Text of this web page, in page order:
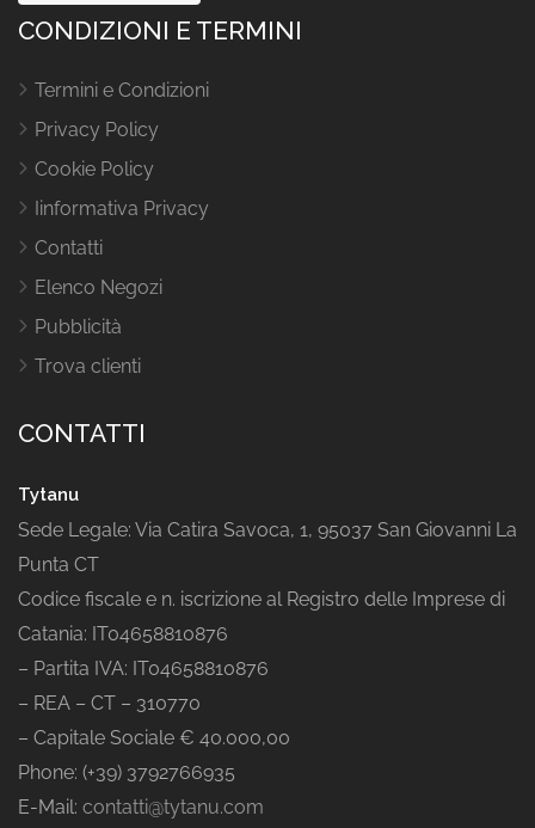
CONDIZIONI E TERMINI
Termini e Condizioni
Privacy Policy
Cookie Policy
Iinformativa Privacy
Contatti
Elenco Negozi
Pubblicità
Trova clienti
CONTATTI
Tytanu
Sede Legale: Via Catira Savoca, 1, 95037 San Giovanni La
Punta CT
Codice fiscale e n. iscrizione al Registro delle Imprese di
Catania: IT04658810876
– Partita IVA: IT04658810876
– REA – CT – 310770
– Capitale Sociale € 40.000,00
Phone: (+39) 3792766935
E-Mail: contatti@tytanu.com